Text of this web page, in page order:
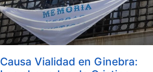
Causa Vialidad en Ginebra: